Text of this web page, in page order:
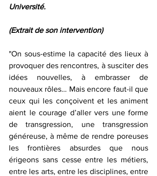
Université.
(Extrait de son intervention)
"On sous-estime la capacité des lieux à
provoquer des rencontres, à susciter des
idées nouvelles, à embrasser de
nouveaux rôles… Mais encore faut-il que
ceux qui les conçoivent et les animent
aient le courage d’aller vers une forme
de transgression, une transgression
généreuse, à même de rendre poreuses
les frontières absurdes que nous
érigeons sans cesse entre les métiers,
entre les arts, entre les disciplines, entre